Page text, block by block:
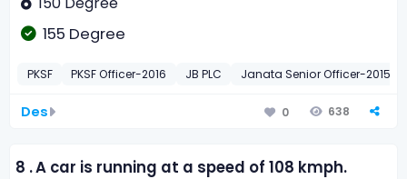
155 Degree
PKSF PKSF Officer-2016 JB PLC Janata Senior Officer-2015
Des 0 638
8 .A car is running at a speed of 108 kmph.